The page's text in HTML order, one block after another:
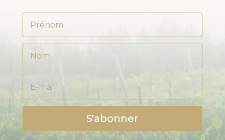
S'abonner